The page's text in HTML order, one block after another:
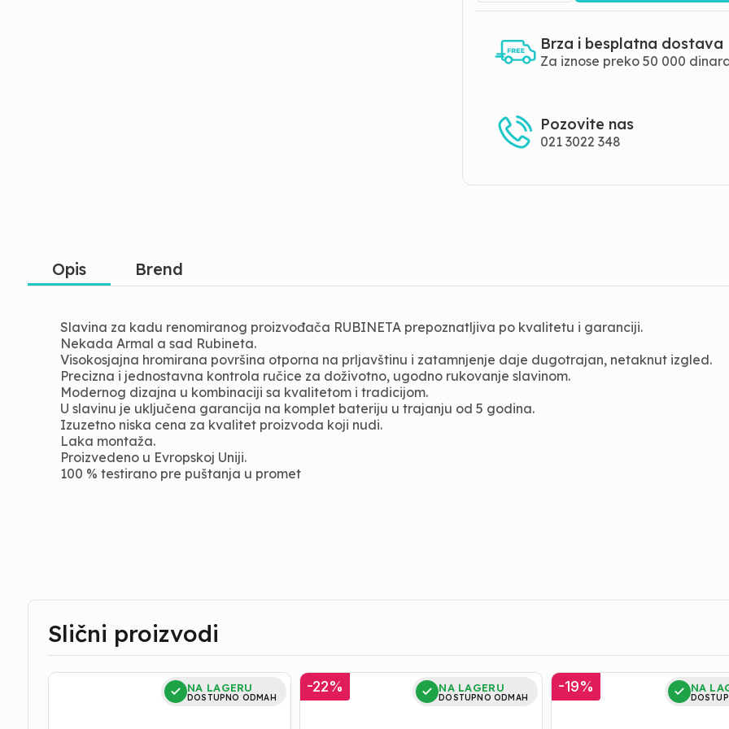
Brza i besplatna dostava
Za iznose preko 50 000
Pozovite nas
021 3022 348
Opis Brend
Slavina za kadu renomiranog proizvođača RUBINETA prepoznatljiva po kvalitetu i garanciji.
Nekada Armal a sad Rubineta.
Visokosjajna hromirana površina otporna na prljavštinu i zatamnjenje daje dugotrajan, netaknut izgled.
Precizna i jednostavna kontrola ručice za doživotno, ugodno rukovanje slavinom.
Modernog dizajna u kombinaciji sa kvalitetom i tradicijom.
U slavinu je uključena garancija na komplet bateriju u trajanju od 5 godina.
Izuzetno niska cena za kvalitet proizvoda koji nudi.
Laka montaža.
Proizvedeno u Evropskoj Uniji.
100 % testirano pre puštanja u promet
Slični proizvodi
Baterija
NA LAGERU
DOSTUPNO ODMAH
Baterija
za
-22% NA LAGERU
DOSTUPNO ODMAH
Baterija
za
-19% NA